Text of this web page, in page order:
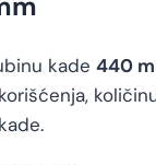
kade 440